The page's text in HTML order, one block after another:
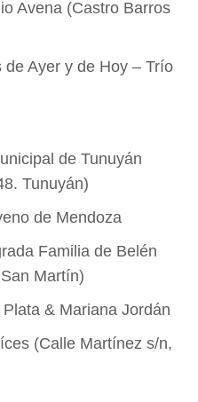
Avena (Castro Barros
Ayer y de Hoy – Trío
de Tunuyán
Tunuyán)
de Mendoza
Familia de Belén
Martín)
& Mariana Jordán
(Calle Martínez s/n,